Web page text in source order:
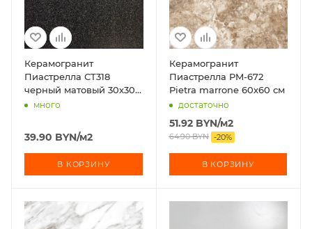
Керамогранит
Пиастрелла СТ318
черный матовый 30х30
сммного
39.90 BYN/м2
В КОРЗИНУ
Керамогранит
Пиастрелла PM-672
Pietra marrone 60х60 см
достаточно
51.92BYN/м2
64.90BYN -20%
В КОРЗИНУ